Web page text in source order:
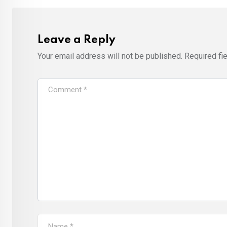
Leave a Reply
Your email address will not be published. Required